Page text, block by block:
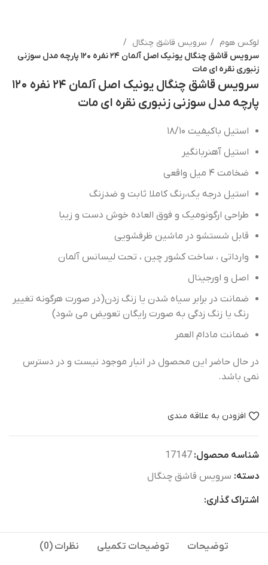
لوکس هوم
سرویس قاشق چنگال
سرویس قاشق چنگال یونیک اصل آلمان ۲۴ نفره ۱۲۰ پارچه مدل سوزنی
زنبوری نقره ای مات
سرویس قاشق چنگال یونیک اصل آلمان ۲۴ نفره ۱۲۰
پارچه مدل سوزنی زنبوری نقره ای مات
استیل باکیفیت ۱۸/۱۰
استیل آهنربانگیر
استیل درجه یک،رنگ کاملا ثابت و ضدزنگ
طراحی ارگونومیک و فوق العاده خوش دست و زیبا
اصل و‌ اورجینال
ضمانت در برابر سیاه شدن یا زنگ زدن(در صورت هرگونه تغییر
رنگ یا زنگ زدگی به صورت رایگان تعویض می شود)
ضمانت مادام العمر
در حال حاضر این محصول در انبار موجود نیست و در دسترس
نمی باشد.
افزودن به علاقه مندی
شناسه محصول: 17147
دسته: سرویس قاشق چنگال
اشتراک گذاری:
توضیحات توضیحات تکمیلی نظرات (0)